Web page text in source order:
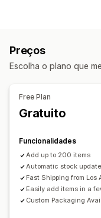
Estados Unidos
Códigos de desconto
Descontos de volume
Importar e exportar
Preços
Escolha o plano que
Free Plan
Gratuito
Funcionalidades
Add up to 200 items
Automatic stock
Fast Shipping from Los
Easily add items in a
Custom Packaging